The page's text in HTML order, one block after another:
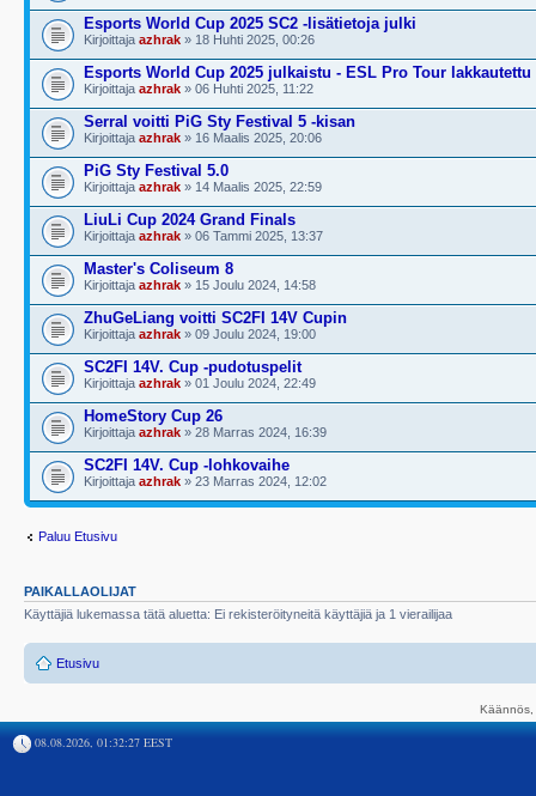
Esports World Cup 2025 SC2 -lisätietoja julki
Kirjoittaja azhrak » 18 Huhti 2025, 00:26
Esports World Cup 2025 julkaistu - ESL Pro Tour lakkautettu
Kirjoittaja azhrak » 06 Huhti 2025, 11:22
Serral voitti PiG Sty Festival 5 -kisan
Kirjoittaja azhrak » 16 Maalis 2025, 20:06
PiG Sty Festival 5.0
Kirjoittaja azhrak » 14 Maalis 2025, 22:59
LiuLi Cup 2024 Grand Finals
Kirjoittaja azhrak » 06 Tammi 2025, 13:37
Master's Coliseum 8
Kirjoittaja azhrak » 15 Joulu 2024, 14:58
ZhuGeLiang voitti SC2FI 14V Cupin
Kirjoittaja azhrak » 09 Joulu 2024, 19:00
SC2FI 14V. Cup -pudotuspelit
Kirjoittaja azhrak » 01 Joulu 2024, 22:49
HomeStory Cup 26
Kirjoittaja azhrak » 28 Marras 2024, 16:39
SC2FI 14V. Cup -lohkovaihe
Kirjoittaja azhrak » 23 Marras 2024, 12:02
Paluu Etusivu
PAIKALLAOLIJAT
Käyttäjiä lukemassa tätä aluetta: Ei rekisteröityneitä käyttäjiä ja 1 vierailijaa
Etusivu
08.08.2026, 01:32:27 EEST